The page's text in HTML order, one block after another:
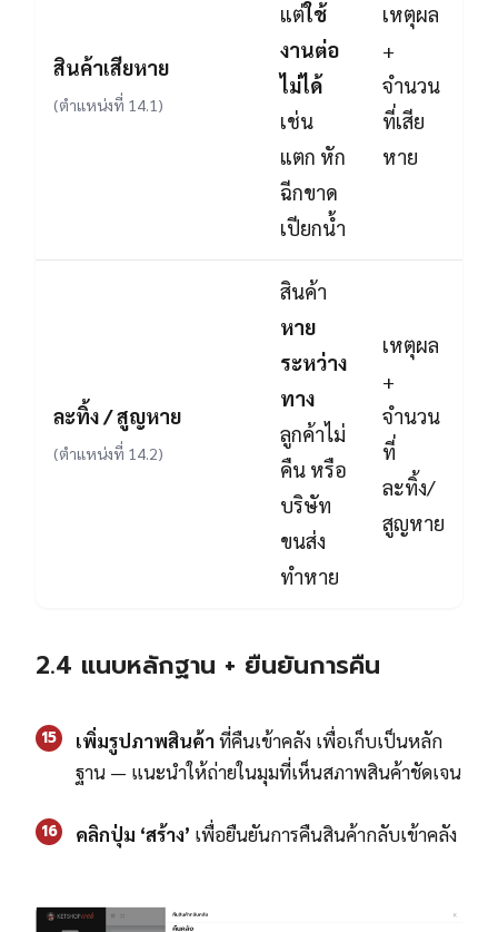
สินค้าเสียหาย
(ตำแหน่งที่ 14.1)
แต่ใช้
งานต่อ
ไม่ได้
เช่น
แตก หัก
ฉีกขาด
เปียกน้ำ
เหตุผล
+
จำนวน
ที่เสีย
หาย
ละทิ้ง / สูญหาย
(ตำแหน่งที่ 14.2)
สินค้า
หาย
ระหว่าง
ทาง
ลูกค้าไม่
คืน หรือ
บริษัท
ขนส่ง
ทำหาย
เหตุผล
+
จำนวน
ที่
ละทิ้ง/
สูญหาย
2.4 แนบหลักฐาน + ยืนยันการคืน
15 เพิ่มรูปภาพสินค้าที่คืนเข้าคลัง เพื่อเก็บเป็นหลัก
ฐาน — แนะนำให้ถ่ายในมุมที่เห็นสภาพสินค้าชัดเจน
16 คลิกปุ่ม ‘สร้าง’ เพื่อยืนยันการคืนสินค้ากลับเข้าคลัง